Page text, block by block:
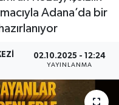
Adana’da bir
02.10.2025 - 12:24
YAYINLANMA